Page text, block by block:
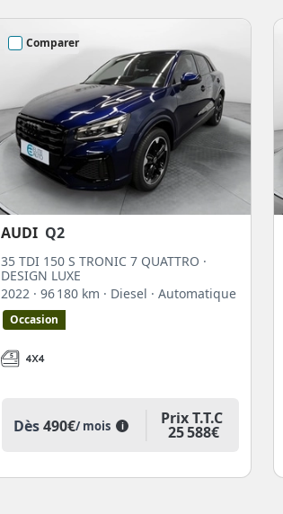
Comparer
AUDI Q2
35 TDI 150 S TRONIC 7 QUATTRO ·
DESIGN LUXE
2022 · 96 180 km · Diesel · Automatique
Occasion
Dès490€/ mois i Prix T.T.C
25 588€